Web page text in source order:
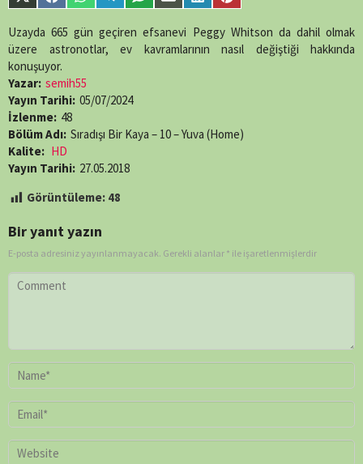
single-
line89
on
X
(Twitter)
on
Facebook
on
WhatsApp
on
Telegram
on
SMS
on
Email
on
LinkedIn
on
Pinterest
Uzayda 665 gün geçiren efsanevi Peggy Whitson da dahil olmak
üzere astronotlar, ev kavramlarının nasıl değiştiği hakkında
konuşuyor.
Yazar: semih55
Yayın Tarihi: 05/07/2024
İzlenme: 48
Bölüm Adı: Sıradışı Bir Kaya – 10 – Yuva (Home)
Kalite: HD
Yayın Tarihi: 27.05.2018
Görüntüleme: 48
Bir yanıt yazın
E-posta adresiniz yayınlanmayacak. Gerekli alanlar * ile işaretlenmişlerdir